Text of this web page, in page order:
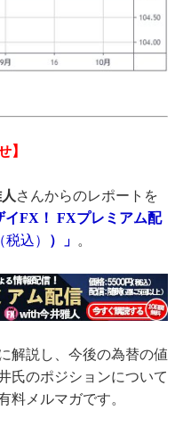
】
さんからのレポートを
イFX！ FXプレミアム配
税込） ）」 。
解説し、今後の為替の値
氏のポジションについて
料メルマガです。